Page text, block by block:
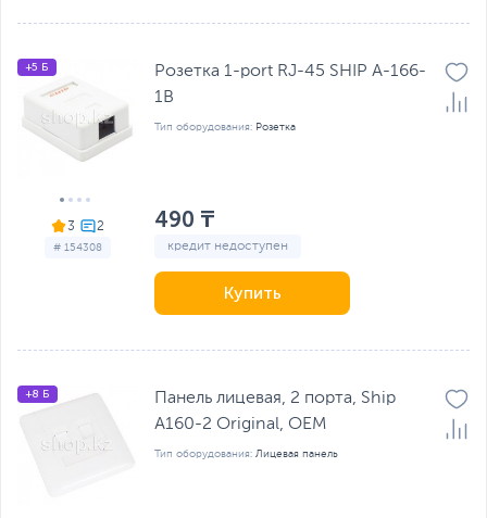
3
# 154308
+5 Б
Розетка 1-port RJ-45 SHIP A-166-
1B
Тип оборудования: Розетка
490 ₸
кредит недоступен
Купить
+8 Б
Панель лицевая, 2 порта, Ship
A160-2 Original, OEM
Тип оборудования: Лицевая панель